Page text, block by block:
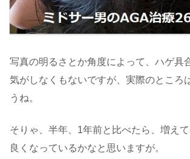
写真の明るさとか角度によって、ハゲ具
気がしなくもないですが、実際のところ
うね。
そりゃ、半年、1年前と比べたら、増え
良くなっているかなと思いますが。